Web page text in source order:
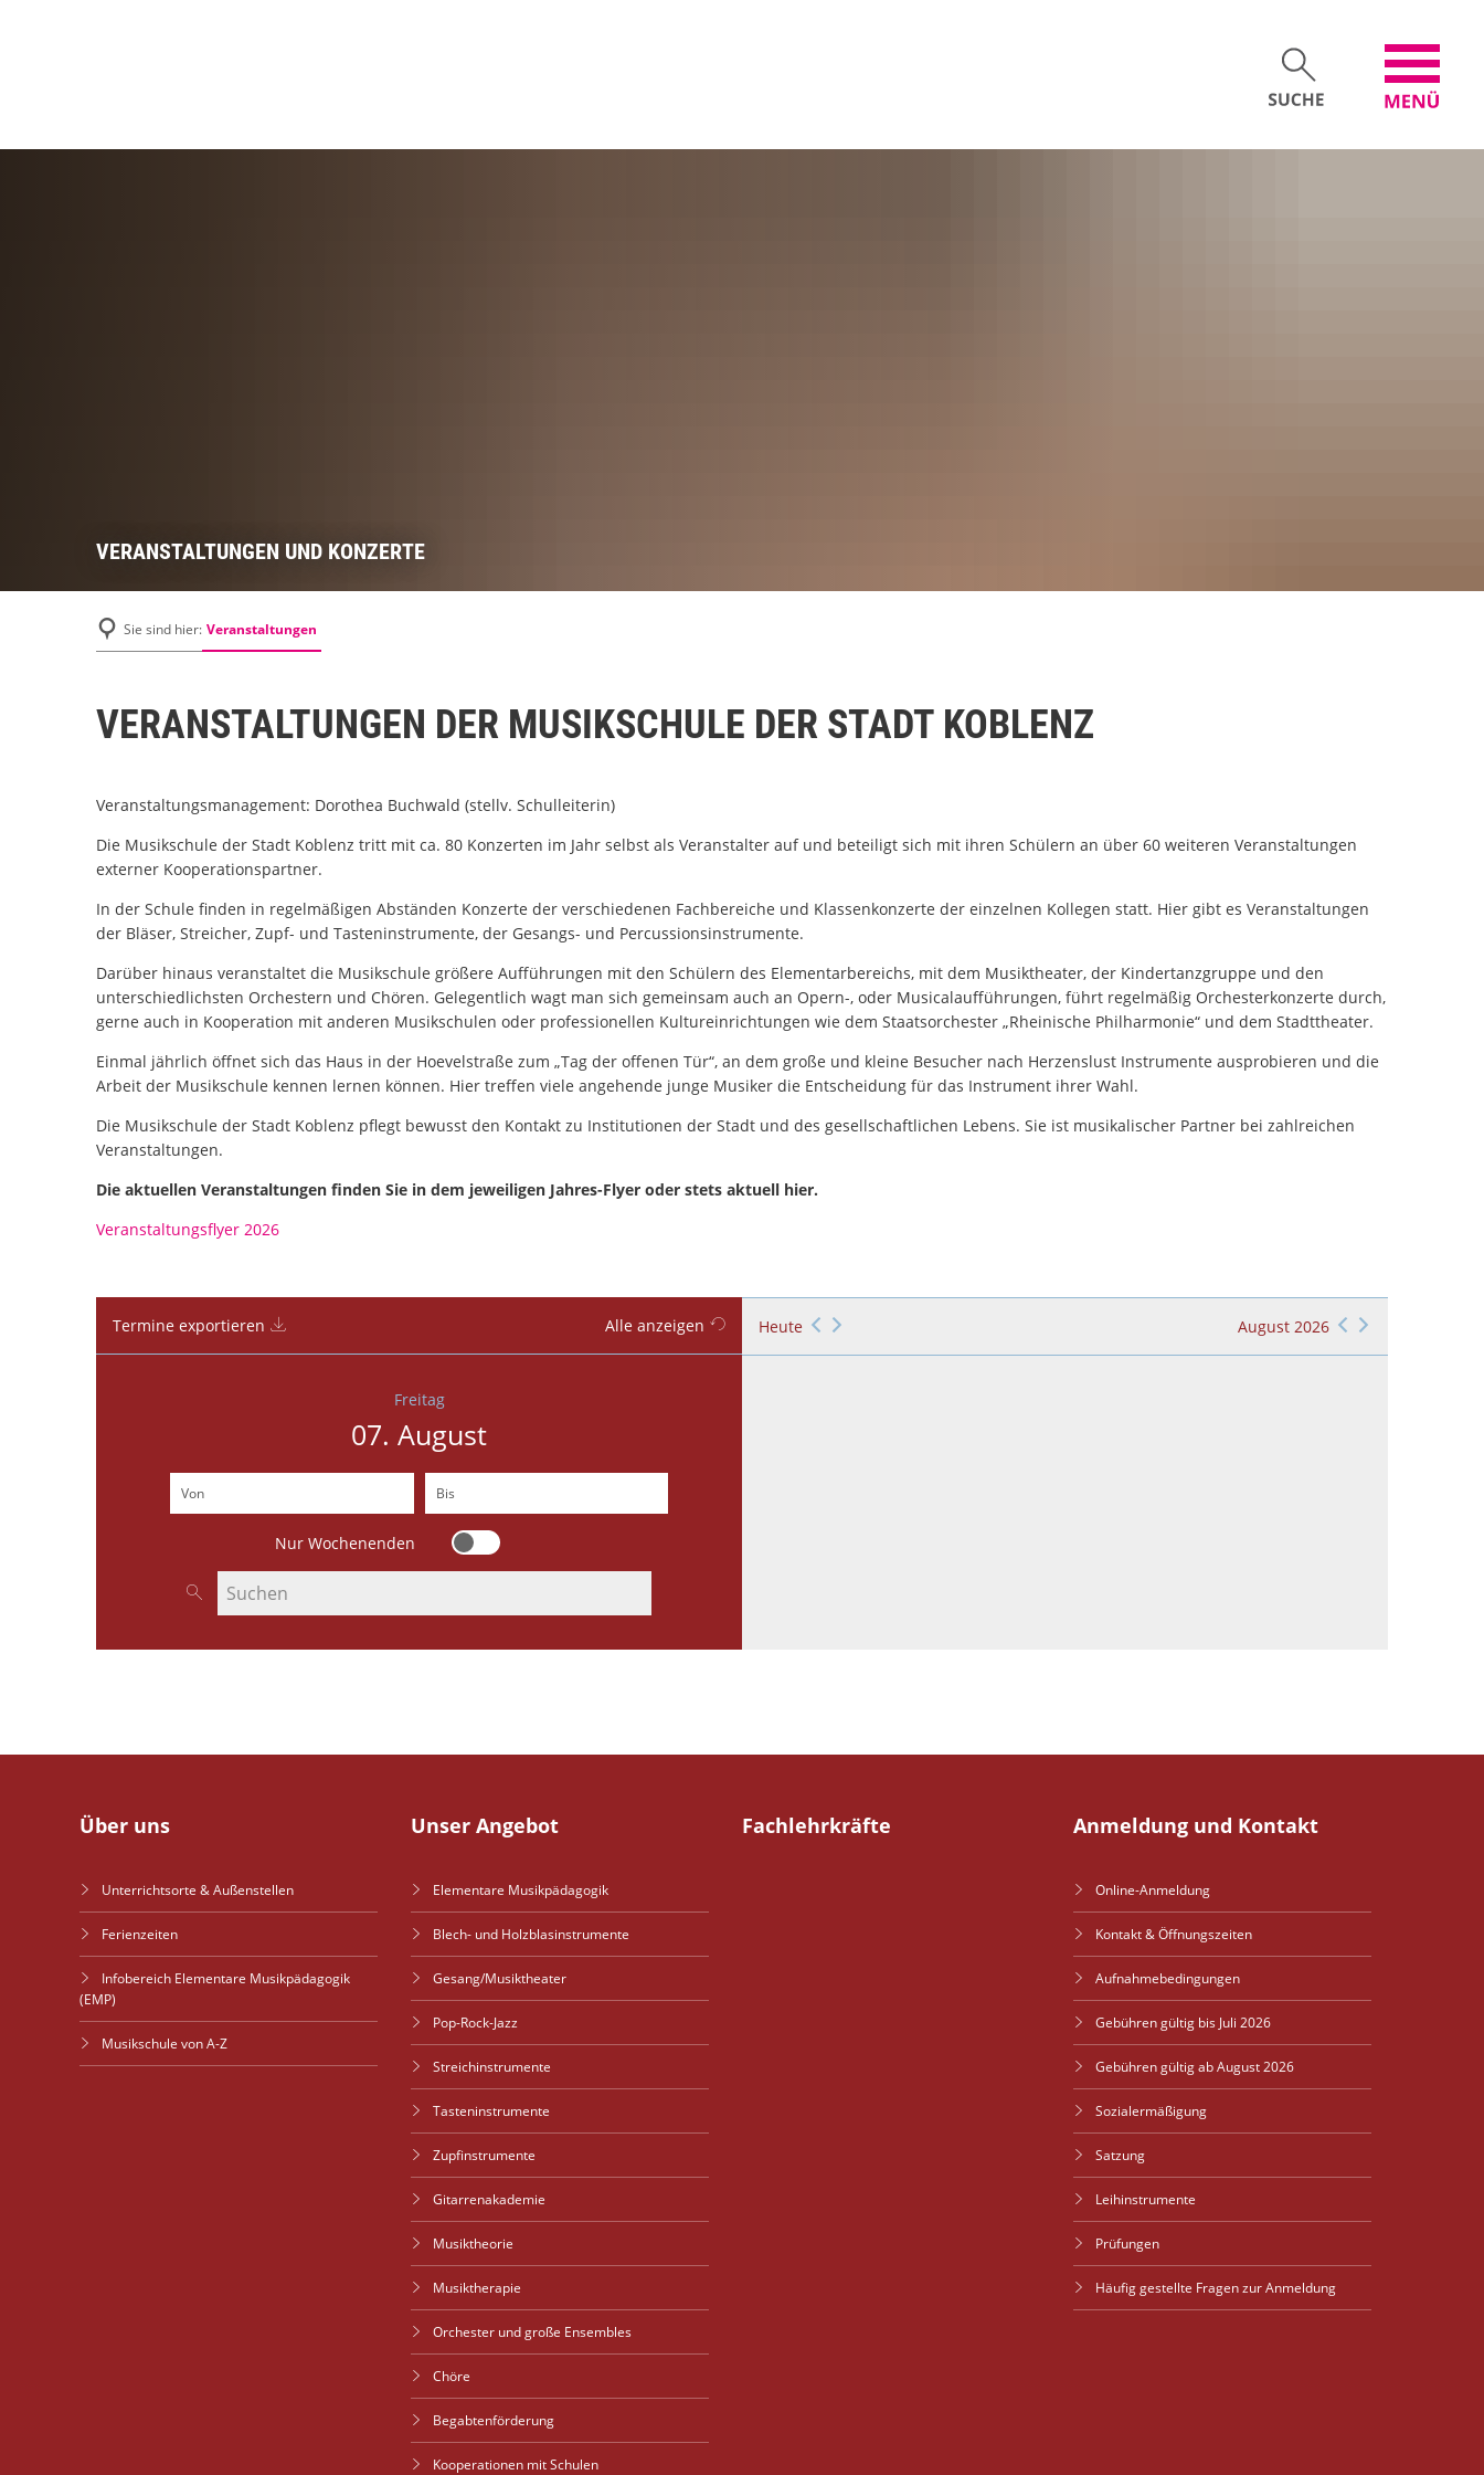
VERANSTALTUNGEN UND KONZERTE
Sie sind hier: Veranstaltungen
VERANSTALTUNGEN DER MUSIKSCHULE DER STADT KOBLENZ
Veranstaltungsmanagement: Dorothea Buchwald (stellv. Schulleiterin)
Die Musikschule der Stadt Koblenz tritt mit ca. 80 Konzerten im Jahr selbst als Veranstalter auf und beteiligt sich mit ihren Schülern an über 60 weiteren Veranstaltungen
externer Kooperationspartner.
In der Schule finden in regelmäßigen Abständen Konzerte der verschiedenen Fachbereiche und Klassenkonzerte der einzelnen Kollegen statt. Hier gibt es Veranstaltungen
der Bläser, Streicher, Zupf- und Tasteninstrumente, der Gesangs- und Percussionsinstrumente.
Darüber hinaus veranstaltet die Musikschule größere Aufführungen mit den Schülern des Elementarbereichs, mit dem Musiktheater, der Kindertanzgruppe und den
unterschiedlichsten Orchestern und Chören. Gelegentlich wagt man sich gemeinsam auch an Opern-, oder Musicalaufführungen, führt regelmäßig Orchesterkonzerte durch,
gerne auch in Kooperation mit anderen Musikschulen oder professionellen Kultureinrichtungen wie dem Staatsorchester „Rheinische Philharmonie“ und dem Stadttheater.
Einmal jährlich öffnet sich das Haus in der Hoevelstraße zum „Tag der offenen Tür“, an dem große und kleine Besucher nach Herzenslust Instrumente ausprobieren und die
Arbeit der Musikschule kennen lernen können. Hier treffen viele angehende junge Musiker die Entscheidung für das Instrument ihrer Wahl.
Die Musikschule der Stadt Koblenz pflegt bewusst den Kontakt zu Institutionen der Stadt und des gesellschaftlichen Lebens. Sie ist musikalischer Partner bei zahlreichen
Veranstaltungen.
Die aktuellen Veranstaltungen finden Sie in dem jeweiligen Jahres-Flyer oder stets aktuell hier.
Veranstaltungsflyer 2026
Termine exportieren Alle anzeigen
Freitag
07. August
Von Bis
Nur Wochenenden
Nur Wochenenden
Nach Veranstaltungen suchen
Heute August 2026
Über uns
Unterrichtsorte & Außenstellen
Ferienzeiten
Infobereich Elementare Musikpädagogik
(EMP)
Musikschule von A-Z
Unser Angebot
Elementare Musikpädagogik
Blech- und Holzblasinstrumente
Gesang/Musiktheater
Pop-Rock-Jazz
Streichinstrumente
Tasteninstrumente
Zupfinstrumente
Gitarrenakademie
Musiktheorie
Musiktherapie
Orchester und große Ensembles
Chöre
Begabtenförderung
Kooperationen mit Schulen
Fachlehrkräfte Anmeldung und Kontakt
Online-Anmeldung
Kontakt & Öffnungszeiten
Aufnahmebedingungen
Gebühren gültig bis Juli 2026
Gebühren gültig ab August 2026
Sozialermäßigung
Satzung
Leihinstrumente
Prüfungen
Häufig gestellte Fragen zur Anmeldung